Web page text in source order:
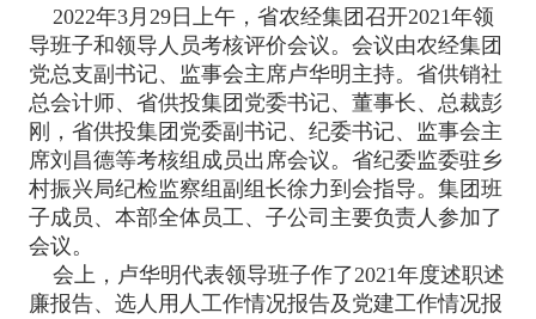
2022年3月29日上午，省农经集团召开2021年领
导班子和领导人员考核评价会议。会议由农经集团
党总支副书记、监事会主席卢华明主持。省供销社
总会计师、省供投集团党委书记、董事长、总裁彭
刚，省供投集团党委副书记、纪委书记、监事会主
席刘昌德等考核组成员出席会议。省纪委监委驻乡
村振兴局纪检监察组副组长徐力到会指导。集团班
子成员、本部全体员工、子公司主要负责人参加了
会议。
会上，卢华明代表领导班子作了2021年度述职述
廉报告、选人用人工作情况报告及党建工作情况报